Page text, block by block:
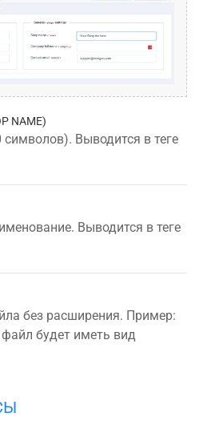
NAME)
Выводится в теге
Выводится в теге
без расширения. Пример:
будет иметь вид